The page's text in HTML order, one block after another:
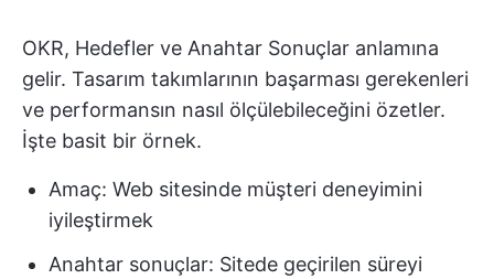
OKR, Hedefler ve Anahtar Sonuçlar anlamına
gelir. Tasarım takımlarının başarması gerekenleri
ve performansın nasıl ölçülebileceğini özetler.
İşte basit bir örnek.
Amaç: Web sitesinde müşteri deneyimini
iyileştirmek
Anahtar sonuçlar: Sitede geçirilen süreyi